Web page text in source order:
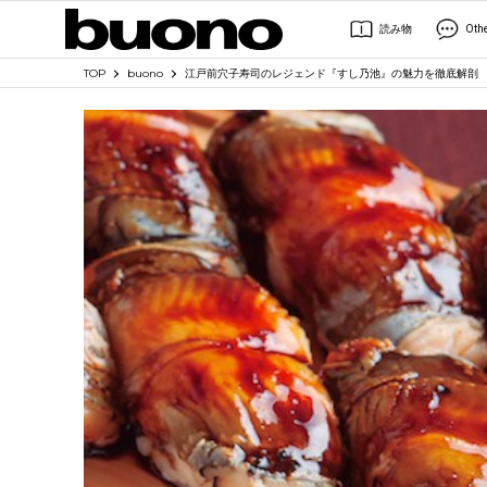
読み物
TOP buono 江戸前穴子寿司のレジェンド『すし乃池』の魅力を徹底解剖